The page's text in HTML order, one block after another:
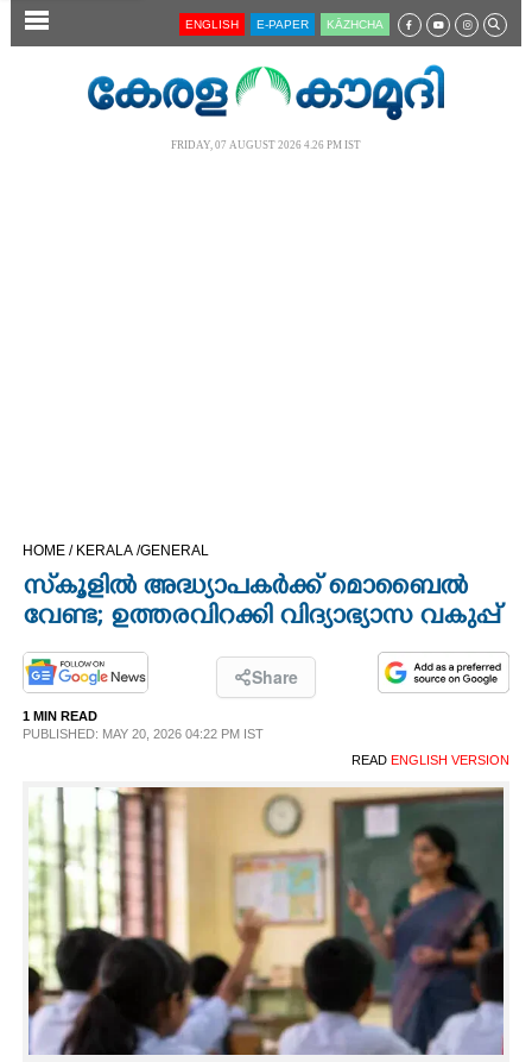
SECTIONS
CINEMA
OPINION
PHOTOS
SPIRITUAL
INFO+
ART
ASTRO
ENGLISH E-PAPER KĀZHCHA
FRIDAY, 07 AUGUST 2026 4.26 PM IST
HOME / KERALA /GENERAL
സ്‌കൂളിൽ അദ്ധ്യാപകർക്ക് മൊബൈൽ
വേണ്ട; ഉത്തരവിറക്കി വിദ്യാഭ്യാസ വകുപ്പ്
Share
1 MIN READ
PUBLISHED: MAY 20, 2026 04:22 PM IST
READ ENGLISH VERSION